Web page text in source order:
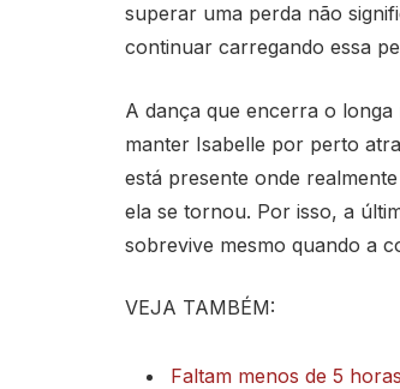
superar uma perda não
continuar carregando essa
A dança que encerra o
manter Isabelle por perto
está presente onde
ela se tornou. Por isso, a
sobrevive mesmo quando a
VEJA TAMBÉM:
Faltam menos de 5